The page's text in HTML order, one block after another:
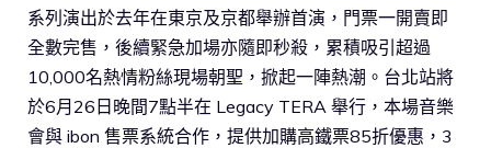
系列演出於去年在東京及京都舉辦首演，門票一開賣即
全數完售，後續緊急加場亦隨即秒殺，累積吸引超過
10,000名熱情粉絲現場朝聖，掀起一陣熱潮。台北站將
於6月26日晚間7點半在 Legacy TERA 舉行，本場音樂
會與 ibon 售票系統合作，提供加購高鐵票85折優惠，3